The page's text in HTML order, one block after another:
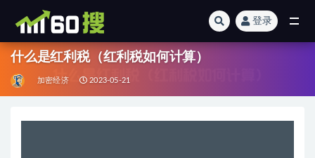
登录
什么是红利税（红利税如何计算）
加密经济 2023-05-21